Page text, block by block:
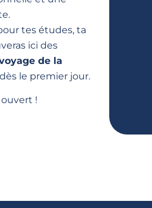
tes études, ta
ici des
de la
le premier jour.
!